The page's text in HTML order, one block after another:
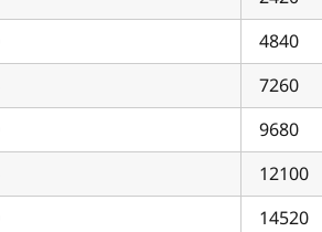
4840
7260
9680
12100
14520